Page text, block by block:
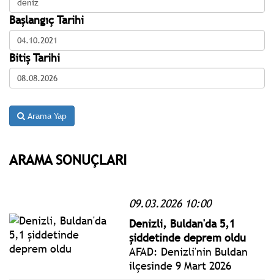
Başlangıç Tarihi
Bitiş Tarihi
Arama Yap
ARAMA SONUÇLARI
09.03.2026 10:00
Denizli, Buldan'da 5,1
şiddetinde deprem oldu
AFAD: Denizli'nin Buldan
ilçesinde 9 Mart 2026